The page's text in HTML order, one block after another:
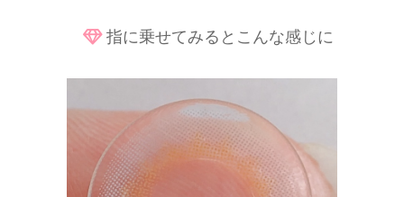
指に乗せてみるとこんな感じに